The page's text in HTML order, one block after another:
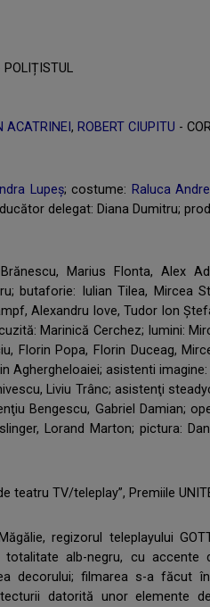
POLIȚISTUL
ACATRINEI , ROBERT CIUPITU -
Lupeș; costume: Raluca
delegat: Diana Dumitru;
Marius Flonta, Alex
butaforie: Iulian Tilea, Mircea
Alexandru Iove, Tudor Ion
Marinică Cerchez; lumini:
Florin Popa, Florin Duceag,
Aghergheloaiei; asistenti
Liviu Trânc; asistenţi
Bengescu, Gabriel Damian;
Lorand Marton; pictura:
teatru TV/teleplay”, Premiile
regizorul teleplayului
alb-negru, cu accente
decorului; filmarea s-a făcut
datorită unor elemente